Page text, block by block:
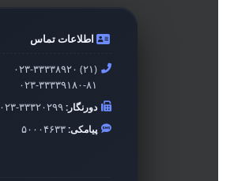
اطلاعات تماس
۰۲۳-۳۳۳۳۸۹۲۰ (۲۱)
۰۲۳-۳۳۳۳۹۱۸۰-۸۱
دورنگار:۰۲۳-۳۳۳۲۰۲۹۹
پیامکی:۵۰۰۰۴۶۳۳